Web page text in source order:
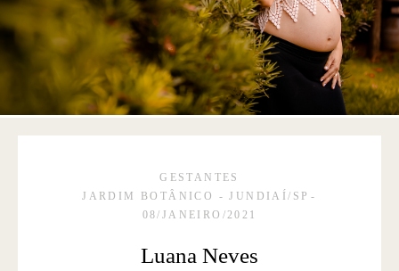
GESTANTES
JARDIM BOTÂNICO - JUNDIAÍ/SP
08/JANEIRO/2021
Luana Neves